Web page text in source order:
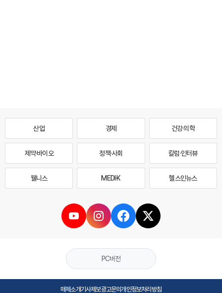
산업 경제 건강·의학
제약·바이오 정책·사회 칼럼·인터뷰
웰니스 MEDI·K 헬스인뉴스
PC버전
매체소개기사제보광고문의개인정보처리방침